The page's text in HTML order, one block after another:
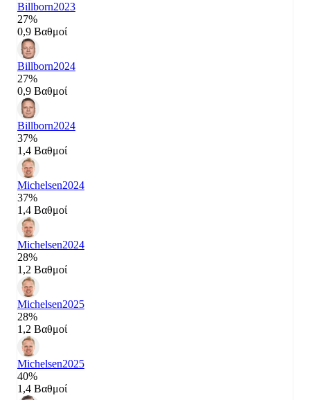
Billborn2023
27%
0,9 Βαθμοί
Billborn2024
27%
0,9 Βαθμοί
Billborn2024
37%
1,4 Βαθμοί
Michelsen2024
37%
1,4 Βαθμοί
Michelsen2024
28%
1,2 Βαθμοί
Michelsen2025
28%
1,2 Βαθμοί
Michelsen2025
40%
1,4 Βαθμοί